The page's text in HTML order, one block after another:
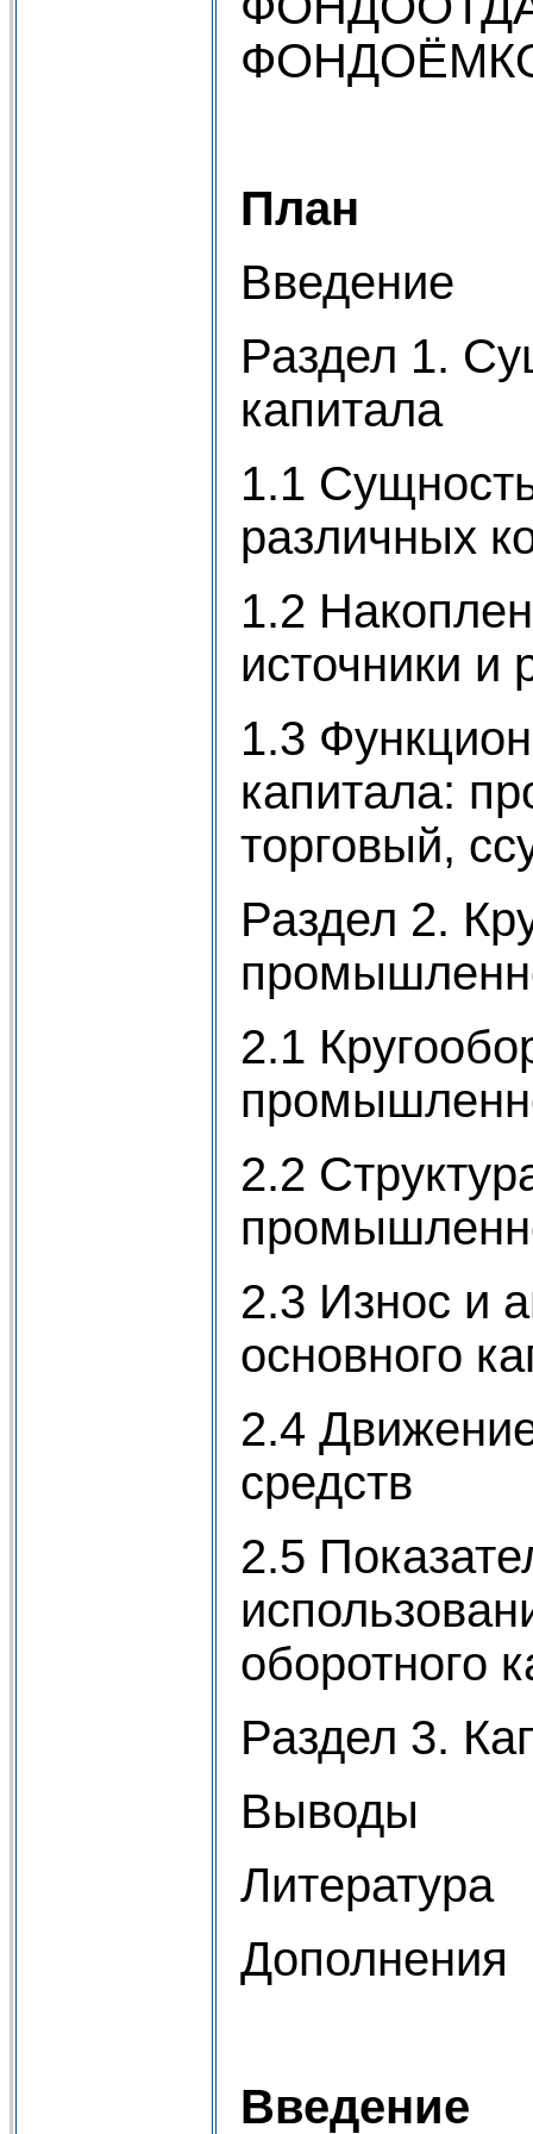
План
Введение
Раздел 1.
капитала
1.1
различных
1.2
источники и
1.3
капитала:
торговый,
Раздел 2.
2.1
2.2
2.3 Износ и
основного
2.4
средств
2.5
оборотного
Раздел 3.
Выводы
Литература
Дополнения
Введение